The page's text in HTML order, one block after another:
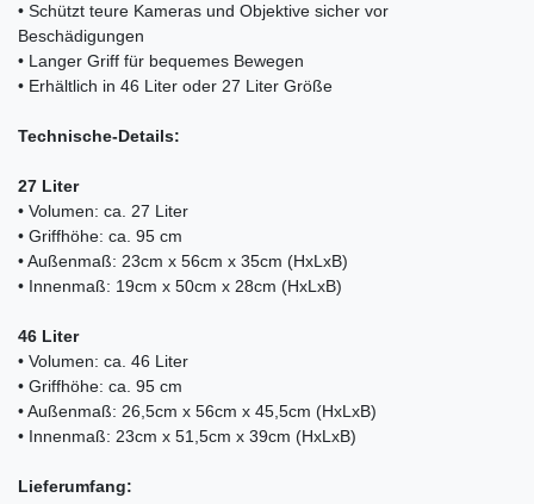
• Schützt teure Kameras und Objektive sicher vor
Beschädigungen
• Langer Griff für bequemes Bewegen
• Erhältlich in 46 Liter oder 27 Liter Größe
Technische-Details:
27 Liter
• Volumen: ca. 27 Liter
• Griffhöhe: ca. 95 cm
• Außenmaß: 23cm x 56cm x 35cm (HxLxB)
• Innenmaß: 19cm x 50cm x 28cm (HxLxB)
46 Liter
• Volumen: ca. 46 Liter
• Griffhöhe: ca. 95 cm
• Außenmaß: 26,5cm x 56cm x 45,5cm (HxLxB)
• Innenmaß: 23cm x 51,5cm x 39cm (HxLxB)
Lieferumfang: